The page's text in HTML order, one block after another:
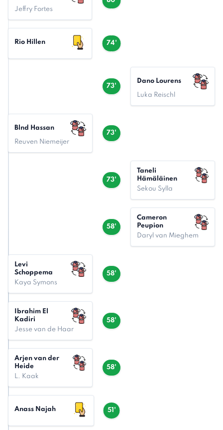
Jeffry Fortes
74'
Rio Hillen
73'
Dano Lourens
Luka Reischl
73'
Blnd Hassan
Reuven Niemeijer
73'
Taneli
Hämäläinen
Sekou Sylla
58'
Cameron
Peupion
Daryl van Mieghem
58'
Levi
Schoppema
Kaya Symons
58'
Ibrahim El
Kadiri
Jesse van de Haar
58'
Arjen van der
Heide
L. Kaak
51'
Anass Najah